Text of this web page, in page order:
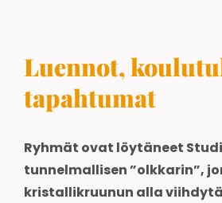
Luennot,
tapahtumat
Ryhmät ovat löytäneet
tunnelmallisen ”olkkarin”,
kristallikruunun alla